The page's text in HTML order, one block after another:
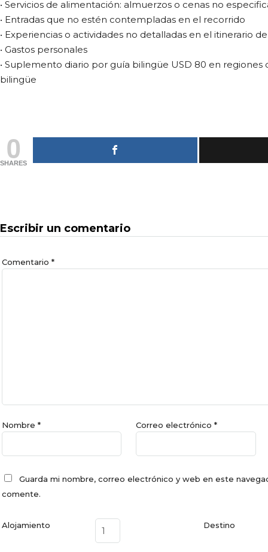
• Servicios de alimentación: almuerzos o cenas no
• Entradas que no estén contempladas en el recorrido
• Experiencias o actividades no detalladas en el itinerario
• Gastos personales
• Suplemento diario por guía bilingüe USD 80 en regiones
bilingüe
0
SHARES
Escribir un comentario
Comentario *
Nombre * Correo electrónico*
Guarda mi nombre, correo electrónico y web en este
comente.
Alojamiento Destino